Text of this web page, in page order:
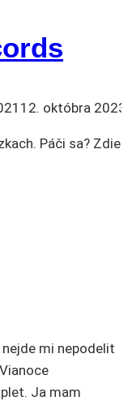
12. októbra 2023
Páči sa?
mi nepodelit
Ja mam